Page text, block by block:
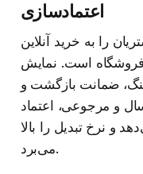
اعتمادسازی
را به خرید آنلاین
فروشگاه است. نمایش
ضمانت بازگشت و
و مرجوعی، اعتماد
و نرخ تبدیل را بالا
می‌برد.